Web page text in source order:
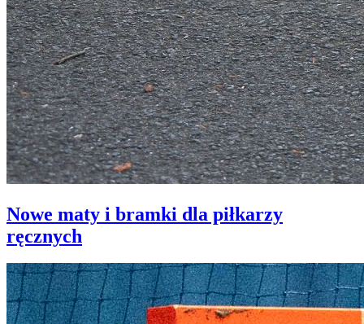
Nowe maty i bramki dla piłkarzy
ręcznych